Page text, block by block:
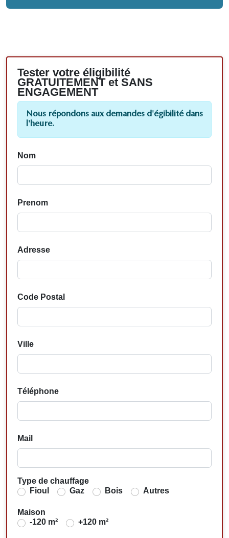
Tester votre éligibilité
GRATUITEMENT et SANS
ENGAGEMENT
Nous répondons aux demandes d'égibilité dans
l'heure.
Nom
Prenom
Adresse
Code Postal
Ville
Téléphone
Mail
Type de chauffage
Fioul
Gaz Bois Autres
Maison
-120 m²
+120 m²